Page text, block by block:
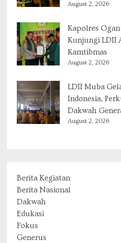
August 2, 2026
Kapolres
Kunjungi LDII
Kamtibmas
August 2, 2026
LDII Muba
Indonesia,
Dakwah
August 2, 2026
Berita Kegiatan
Berita Nasional
Dakwah
Edukasi
Fokus
Generus